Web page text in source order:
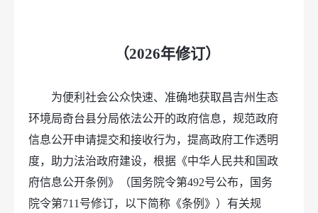
（2026年修订）
为便利社会公众快速、准确地获取昌吉州生态
环境局奇台县分局依法公开的政府信息，规范政府
信息公开申请提交和接收行为，提高政府工作透明
度，助力法治政府建设，根据《中华人民共和国政
府信息公开条例》（国务院令第492号公布，国务
院令第711号修订，以下简称《条例》）有关规